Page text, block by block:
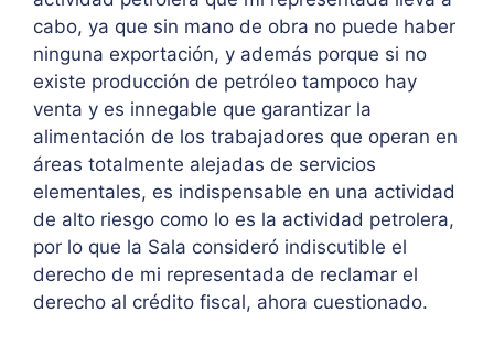
cabo, ya que sin mano de obra no puede haber
ninguna exportación, y además porque si no
existe producción de petróleo tampoco hay
venta y es innegable que garantizar la
alimentación de los trabajadores que operan en
áreas totalmente alejadas de servicios
elementales, es indispensable en una actividad
de alto riesgo como lo es la actividad petrolera,
por lo que la Sala consideró indiscutible el
derecho de mi representada de reclamar el
derecho al crédito fiscal, ahora cuestionado.